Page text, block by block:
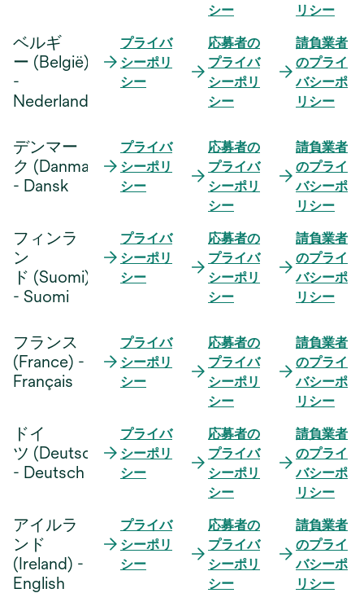
シー
リシー
ベルギ
ー (België)
-
Nederlands
プライバ
シーポリ
シー
応募者の
プライバ
シーポリ
シー
請負業者
のプライ
バシーポ
リシー
デンマー
ク (Danmark)
- Dansk
プライバ
シーポリ
シー
応募者の
プライバ
シーポリ
シー
請負業者
のプライ
バシーポ
リシー
フィンラ
ン
ド (Suomi)
- Suomi
プライバ
シーポリ
シー
応募者の
プライバ
シーポリ
シー
請負業者
のプライ
バシーポ
リシー
フランス
(France) -
Français
プライバ
シーポリ
シー
応募者の
プライバ
シーポリ
シー
請負業者
のプライ
バシーポ
リシー
ドイ
ツ (Deutschland)
- Deutsch
プライバ
シーポリ
シー
応募者の
プライバ
シーポリ
シー
請負業者
のプライ
バシーポ
リシー
アイルラ
ンド
(Ireland) -
English
プライバ
シーポリ
シー
応募者の
プライバ
シーポリ
シー
請負業者
のプライ
バシーポ
リシー